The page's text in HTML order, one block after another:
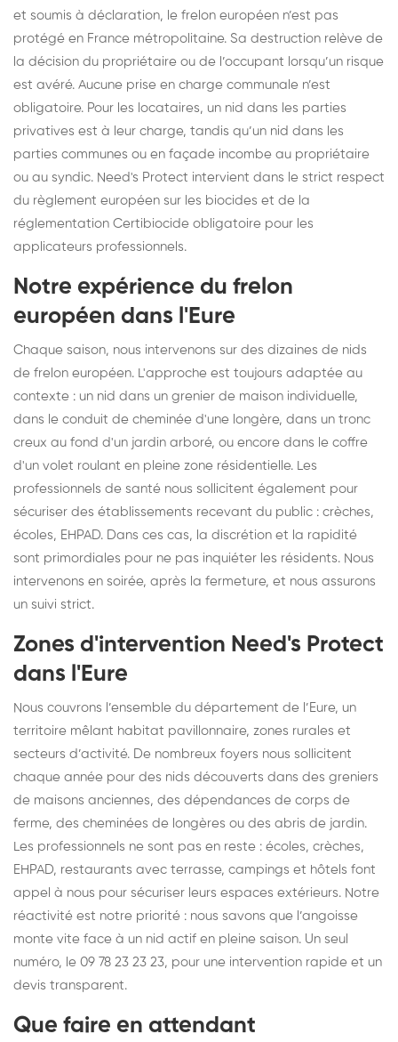
et soumis à déclaration, le frelon européen n’est pas
protégé en France métropolitaine. Sa destruction relève de
la décision du propriétaire ou de l’occupant lorsqu’un risque
est avéré. Aucune prise en charge communale n’est
obligatoire. Pour les locataires, un nid dans les parties
privatives est à leur charge, tandis qu’un nid dans les
parties communes ou en façade incombe au propriétaire
ou au syndic. Need's Protect intervient dans le strict respect
du règlement européen sur les biocides et de la
réglementation Certibiocide obligatoire pour les
applicateurs professionnels.
Notre expérience du frelon
européen dans l'Eure
Chaque saison, nous intervenons sur des dizaines de nids
de frelon européen. L'approche est toujours adaptée au
contexte : un nid dans un grenier de maison individuelle,
dans le conduit de cheminée d'une longère, dans un tronc
creux au fond d'un jardin arboré, ou encore dans le coffre
d'un volet roulant en pleine zone résidentielle. Les
professionnels de santé nous sollicitent également pour
sécuriser des établissements recevant du public : crèches,
écoles, EHPAD. Dans ces cas, la discrétion et la rapidité
sont primordiales pour ne pas inquiéter les résidents. Nous
intervenons en soirée, après la fermeture, et nous assurons
un suivi strict.
Zones d'intervention Need's Protect
dans l'Eure
Nous couvrons l’ensemble du département de l’Eure, un
territoire mêlant habitat pavillonnaire, zones rurales et
secteurs d’activité. De nombreux foyers nous sollicitent
chaque année pour des nids découverts dans des greniers
de maisons anciennes, des dépendances de corps de
ferme, des cheminées de longères ou des abris de jardin.
Les professionnels ne sont pas en reste : écoles, crèches,
EHPAD, restaurants avec terrasse, campings et hôtels font
appel à nous pour sécuriser leurs espaces extérieurs. Notre
réactivité est notre priorité : nous savons que l’angoisse
monte vite face à un nid actif en pleine saison. Un seul
numéro, le 09 78 23 23 23, pour une intervention rapide et un
devis transparent.
Que faire en attendant